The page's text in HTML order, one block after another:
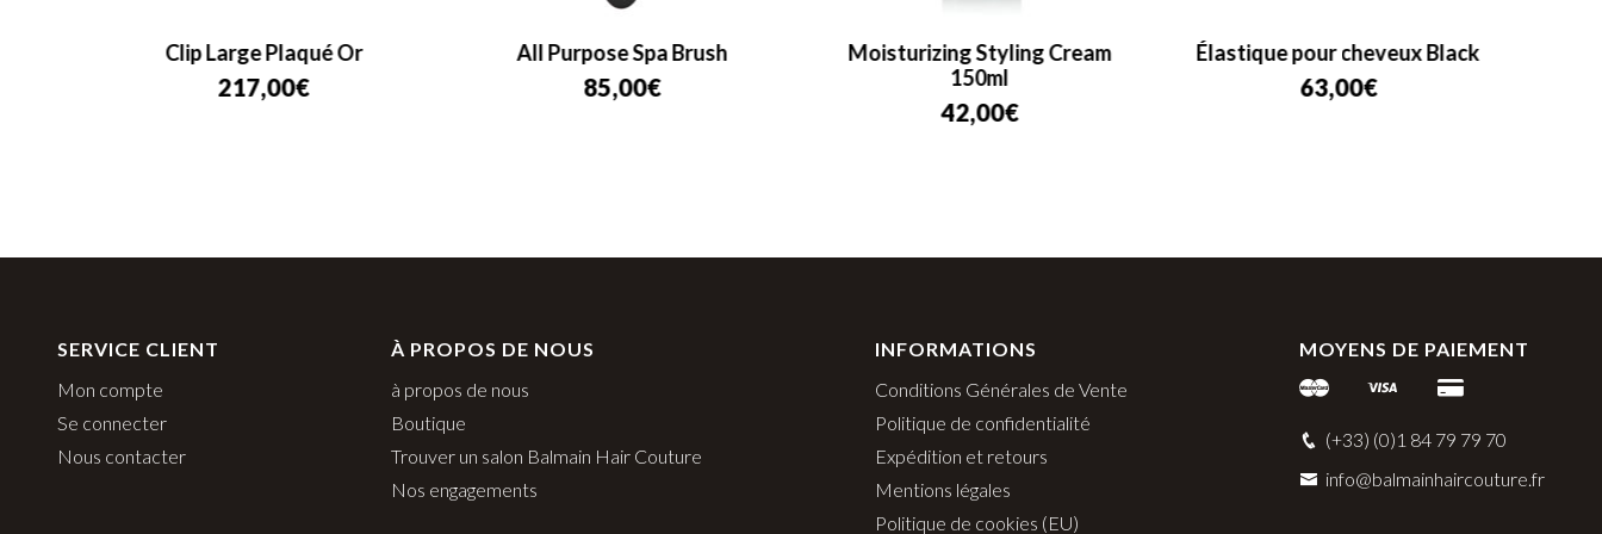
Clip Large Plaqué Or
217,00€
All Purpose Spa Brush
85,00€
Moisturizing Styling Cream
150ml
42,00€
Élastique pour cheveux Black
63,00€
SERVICE CLIENT
Mon compte
Se connecter
Nous contacter
À PROPOS DE NOUS
à propos de nous
Boutique
Trouver un salon Balmain Hair Couture
Nos engagements
INFORMATIONS
Conditions Générales de Vente
Politique de confidentialité
Expédition et retours
Mentions légales
Politique de cookies (EU)
MOYENS DE PAIEMENT
(+33) (0)1 84 79 79 70
info@balmainhaircouture.fr